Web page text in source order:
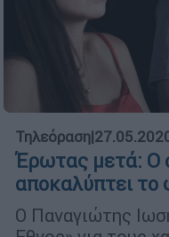
Τηλεόραση|
Έρωτας μετά: Ο
αποκαλύπτει το
Ο Παναγιώτης